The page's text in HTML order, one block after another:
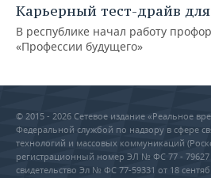
Карьерный тест-драйв
В республике начал работу
«Профессии будущего»
© 2015 - 2026 Сетевое издание «Реальное
Федеральной службой по надзору в сфере
технологий и массовых коммуникаций
регистрационный номер ЭЛ № ФС 77 - 79627
свидетельство Эл № ФС 77-59331 от 18